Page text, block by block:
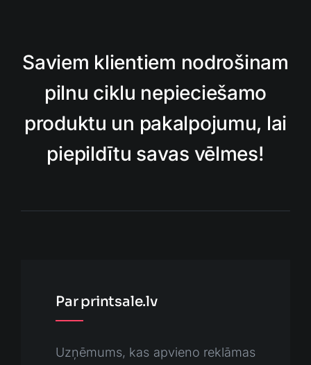
Saviem klientiem nodrošinam
pilnu ciklu nepieciešamo
produktu un pakalpojumu, lai
piepildītu savas vēlmes!
Par printsale.lv
Uzņēmums, kas apvieno reklāmas